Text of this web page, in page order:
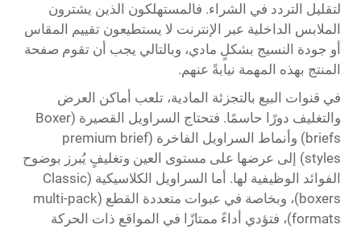
لتقليل التردد في الشراء. فالمستهلكون الذين يشترون
الملابس الداخلية عبر الإنترنت لا يستطيعون تقييم المقاس
أو جودة النسيج بشكلٍ مادي، وبالتالي يجب أن تقوم صفحة
المنتج بهذه المهمة نيابةً عنهم.
في قنوات البيع بالتجزئة المادية، تلعب أماكن العرض
والتغليف دورًا حاسمًا. فتحتاج السراويل القصيرة (Boxer
briefs) وأنماط السراويل الفاخرة (premium brief
styles) إلى عرضها على مستوى العين وتغليفٍ يُبرز بوضوح
الفوائد الوظيفية لها. أما السراويل الكلاسيكية (Classic
boxers)، وبخاصة في عبوات متعددة القطع (multi-pack
formats)، فتؤدي أداءً ممتازًا في المواقع ذات الحركة